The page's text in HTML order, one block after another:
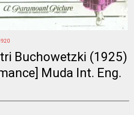
Buchowetzki (1925)
Muda Int. Eng.